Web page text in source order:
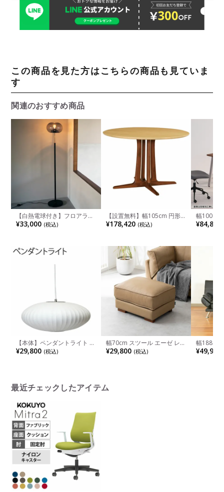
この商品を見た方はこちらの商品も見ていま
す
関連のおすすめ商品
【白熱電球付き】フロアラン
プ メランデル フロアライト
床置き 照明 インテリア ガラ
ビング 寝室 黒
¥33,000 (税込)
【設置無料】幅105cm 円形
ダイニングテーブル 日本製
オーク×ウォールナット アジ
ウンドテーブル おしゃれ 国
産 北欧風
¥178,420 (税込)
幅100～
ーデスク
コンデス
¥84,800
【本体】ペンダントライト ソ
ーサー ペンダント スモール
樹脂シェード+スチールワイ
¥29,800 (税込)
幅70cm スツール エーゼ レザ
ー オットマン 本革 フットス
ツール おしゃれ リビング 足
¥29,800 (税込)
幅188cm
ド ソファ
もたれ3
¥49,900
最近チェックしたアイテム